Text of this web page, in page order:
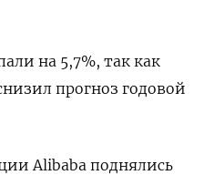
на 5,7%, так как
прогноз годовой
Alibaba поднялись